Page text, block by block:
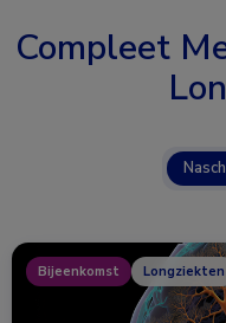
Compleet
Bijeenkomst Longziekten